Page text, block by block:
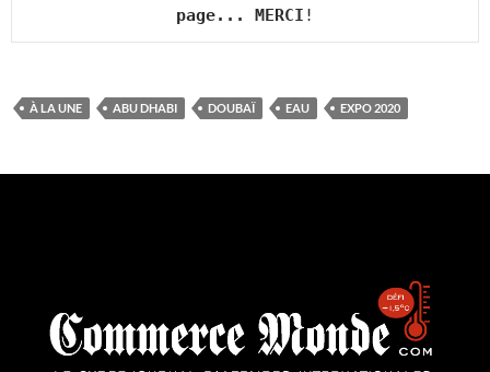
page... MERCI !
À LA UNE ABU DHABI DOUBAÏ EAU EXPO 2020